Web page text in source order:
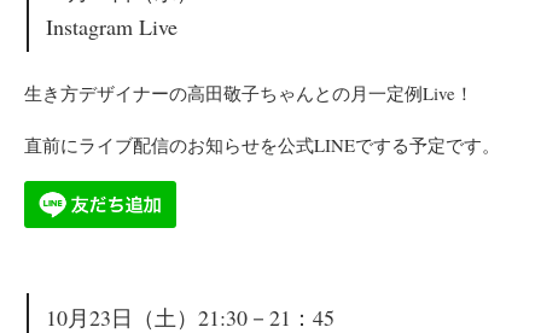
Instagram Live
生き方デザイナーの高田敬子ちゃんとの月一定例Live！
直前にライブ配信のお知らせを公式LINEでする予定です。
10月23日（土）21:30－21：45